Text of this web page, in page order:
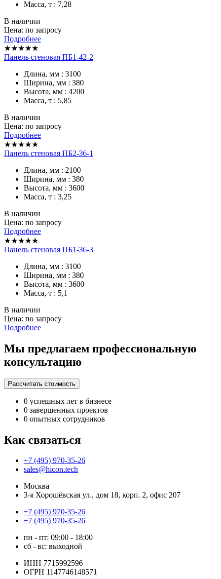
Масса, т : 7,28
В наличии
Цена: по запросу
Подробнее
★★★★★
Панель стеновая ПБ1-42-2
Длина, мм : 3100
Ширина, мм : 380
Высота, мм : 4200
Масса, т : 5,85
В наличии
Цена: по запросу
Подробнее
★★★★★
Панель стеновая ПБ2-36-1
Длина, мм : 2100
Ширина, мм : 380
Высота, мм : 3600
Масса, т : 3,25
В наличии
Цена: по запросу
Подробнее
★★★★★
Панель стеновая ПБ1-36-3
Длина, мм : 3100
Ширина, мм : 380
Высота, мм : 3600
Масса, т : 5,1
В наличии
Цена: по запросу
Подробнее
Мы предлагаем профессиональную
консультацию
Рассчитать стоимость
0 успешных лет в бизнесе
0 завершенных проектов
0 опытных сотрудников
Как связаться
+7 (495) 970-35-26
sales@hicon.tech
Москва
3-я Хорошёвская ул., дом 18, корп. 2, офис 207
+7 (495) 970-35-26
+7 (495) 970-35-26
пн - пт: 09:00 - 18:00
сб - вс: выходной
ИНН 7715992596
ОГРН 1147746148571